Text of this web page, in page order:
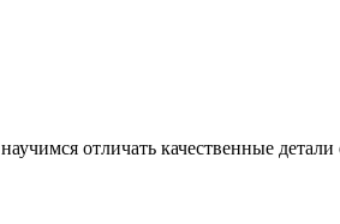
отличать качественные